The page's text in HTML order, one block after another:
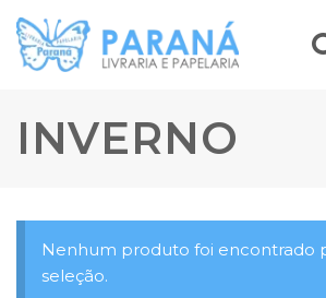
INVERNO
Nenhum produto foi encontrado
seleção.